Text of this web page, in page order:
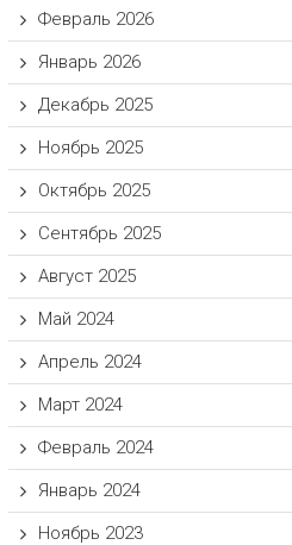
Февраль 2026
Январь 2026
Декабрь 2025
Ноябрь 2025
Октябрь 2025
Сентябрь 2025
Август 2025
Май 2024
Апрель 2024
Март 2024
Февраль 2024
Январь 2024
Ноябрь 2023